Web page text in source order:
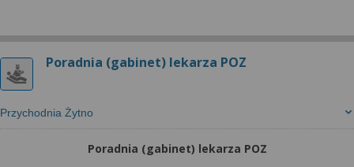
Poradnia (gabinet) lekarza POZ
Przychodnia Żytno
Poradnia (gabinet) lekarza POZ